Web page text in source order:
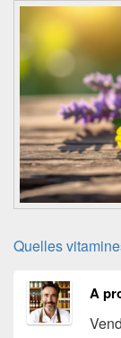
Quelles
A